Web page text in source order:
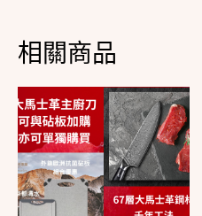
相關商品
此
產
品
有
多